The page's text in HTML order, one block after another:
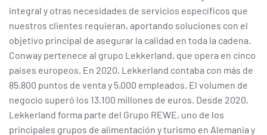
integral y otras necesidades de servicios específicos que
nuestros clientes requieran, aportando soluciones con el
objetivo principal de asegurar la calidad en toda la cadena.
Conway pertenece al grupo Lekkerland, que opera en cinco
países europeos. En 2020, Lekkerland contaba con más de
85.800 puntos de venta y 5.000 empleados. El volumen de
negocio superó los 13.100 millones de euros. Desde 2020,
Lekkerland forma parte del Grupo REWE, uno de los
principales grupos de alimentación y turismo en Alemania y